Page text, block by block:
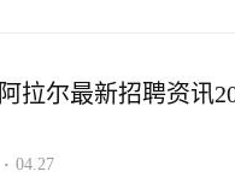
阿拉尔最新招聘资讯
· 04.27